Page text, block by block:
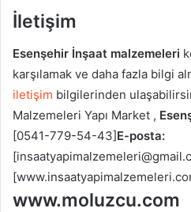
İletişim
Esenşehir İnşaat malzemeleri
karşılamak ve daha fazla bilgi
iletişim bilgilerinden
Malzemeleri Yapı Market ,
[0541-779-54-43]E-posta:
www.moluzcu.com